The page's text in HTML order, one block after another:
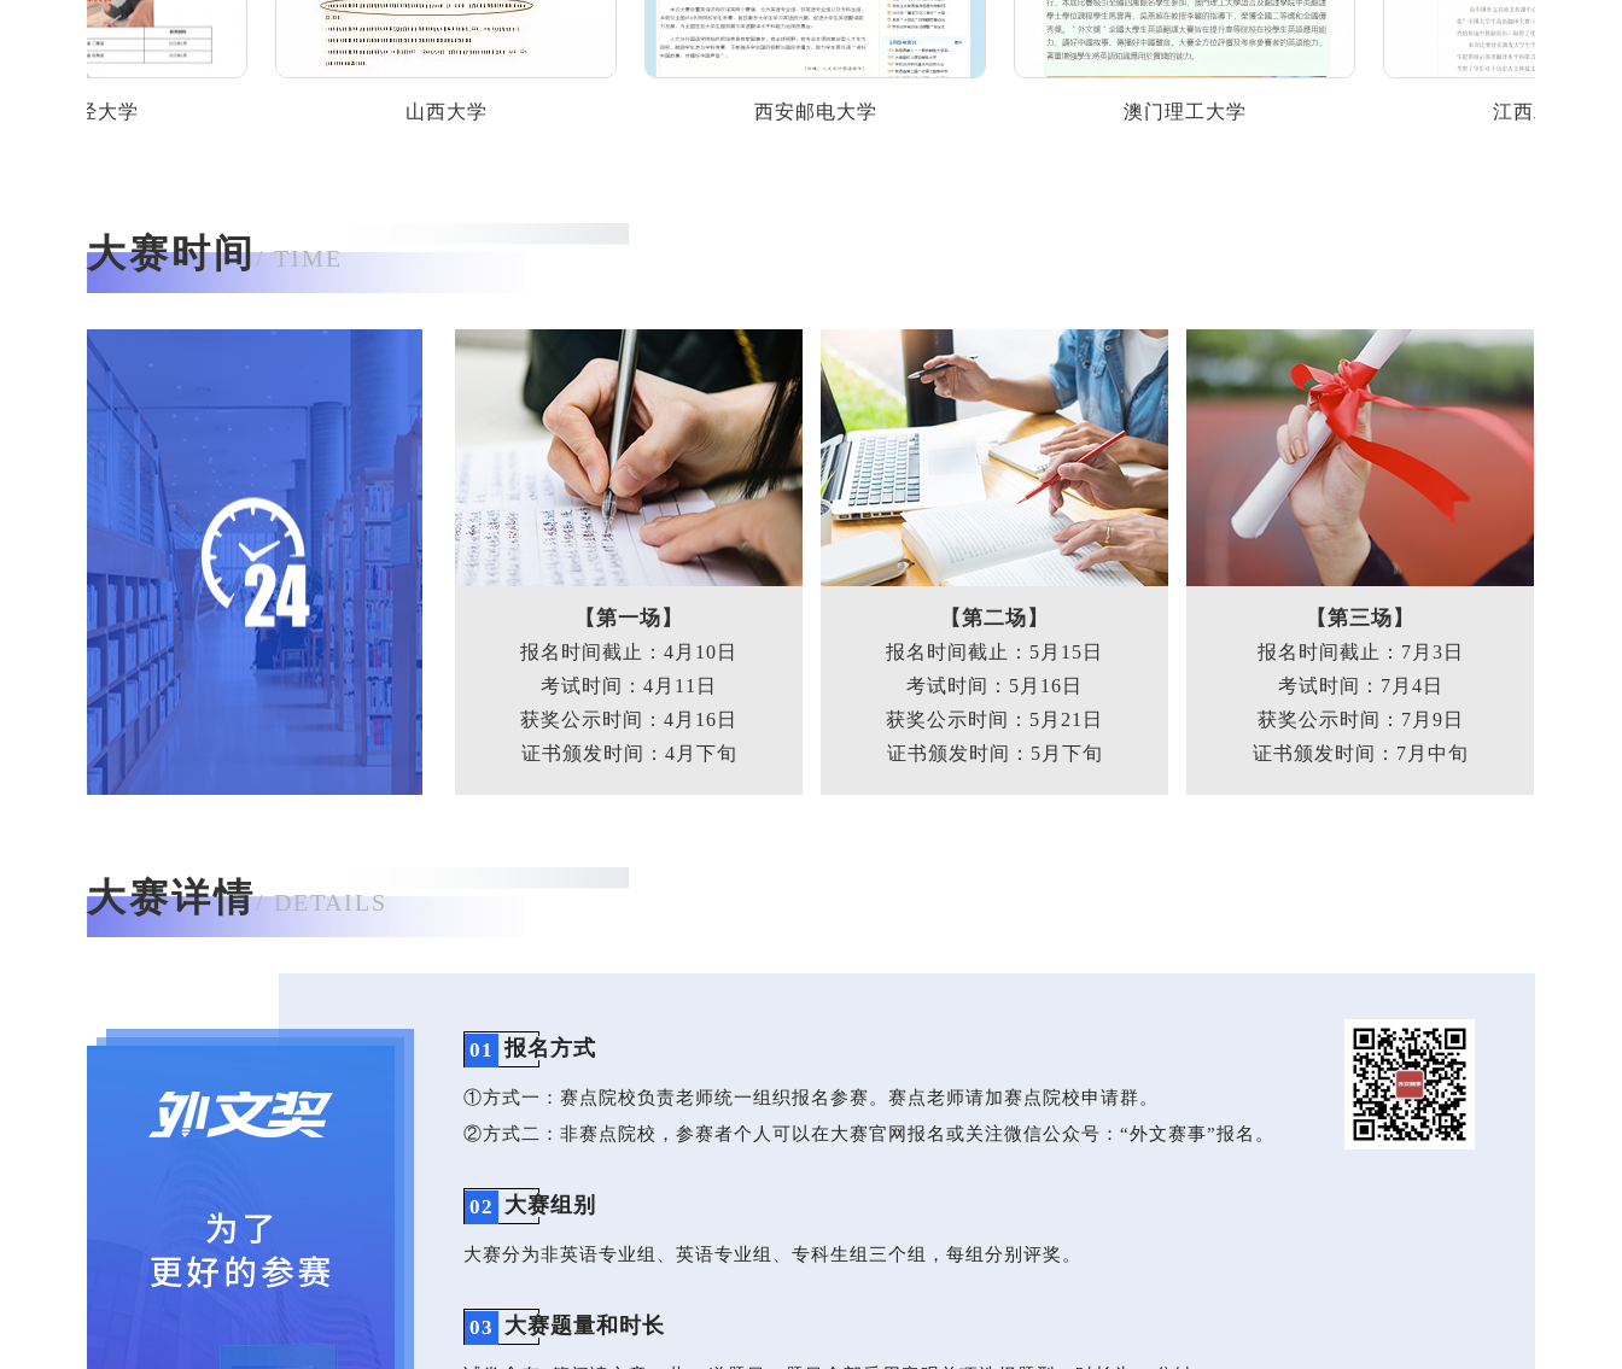
山西大学 西安邮电大学 澳门理工大学 江西工程学院
大赛时间/ TIME
【第一场】
报名时间截止：4月10日
考试时间：4月11日
获奖公示时间：4月16日
证书颁发时间：4月下旬
【第二场】
报名时间截止：5月15日
考试时间：5月16日
获奖公示时间：5月21日
证书颁发时间：5月下旬
【第三场】
报名时间截止：7月3日
考试时间：7月4日
获奖公示时间：7月9日
证书颁发时间：7月中旬
大赛详情/ DETAILS
01 报名方式
①方式一：赛点院校负责老师统一组织报名参赛。赛点老师请加赛点院校申请群。
②方式二：非赛点院校，参赛者个人可以在大赛官网报名或关注微信公众号：“外文赛事”报名。
02 大赛组别
大赛分为非英语专业组、英语专业组、专科生组三个组，每组分别评奖。
03 大赛题量和时长